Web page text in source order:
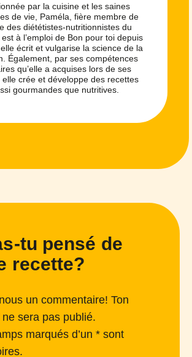
par la cuisine et les saines
de vie, Paméla, fière membre de
des diététistes-nutritionnistes du
à l’emploi de Bon pour toi depuis
écrit et vulgarise la science de la
Également, par ses compétences
qu’elle a acquises lors de ses
elle crée et développe des recettes
gourmandes que nutritives.
tu pensé de
recette?
un commentaire! Ton
sera pas publié.
marqués d’un * sont